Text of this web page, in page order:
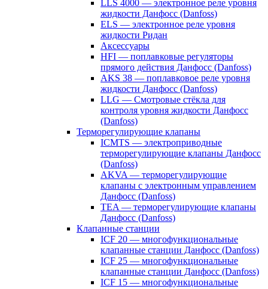
LLS 4000 — электронное реле уровня
жидкости Данфосс (Danfoss)
ELS — электронное реле уровня
жидкости Ридан
Аксессуары
HFI — поплавковые регуляторы
прямого действия Данфосс (Danfoss)
AKS 38 — поплавковое реле уровня
жидкости Данфосс (Danfoss)
LLG — Смотровые стёкла для
контроля уровня жидкости Данфосс
(Danfoss)
Терморегулирующие клапаны
ICMTS — электроприводные
терморегулирующие клапаны Данфосс
(Danfoss)
AKVA — терморегулирующие
клапаны с электронным управлением
Данфосс (Danfoss)
TEA — терморегулирующие клапаны
Данфосс (Danfoss)
Клапанные станции
ICF 20 — многофункциональные
клапанные станции Данфосс (Danfoss)
ICF 25 — многофункциональные
клапанные станции Данфосс (Danfoss)
ICF 15 — многофункциональные